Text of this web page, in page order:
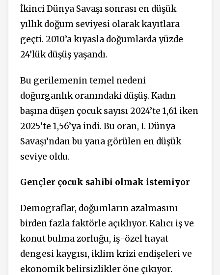
İkinci Dünya Savaşı sonrası en düşük
yıllık doğum seviyesi olarak kayıtlara
geçti. 2010’a kıyasla doğumlarda yüzde
24’lük düşüş yaşandı.
Bu gerilemenin temel nedeni
doğurganlık oranındaki düşüş. Kadın
başına düşen çocuk sayısı 2024’te 1,61 iken
2025’te 1,56’ya indi. Bu oran, I. Dünya
Savaşı’ndan bu yana görülen en düşük
seviye oldu.
Gençler çocuk sahibi olmak istemiyor
Demograflar, doğumların azalmasını
birden fazla faktörle açıklıyor. Kalıcı iş ve
konut bulma zorluğu, iş-özel hayat
dengesi kaygısı, iklim krizi endişeleri ve
ekonomik belirsizlikler öne çıkıyor.